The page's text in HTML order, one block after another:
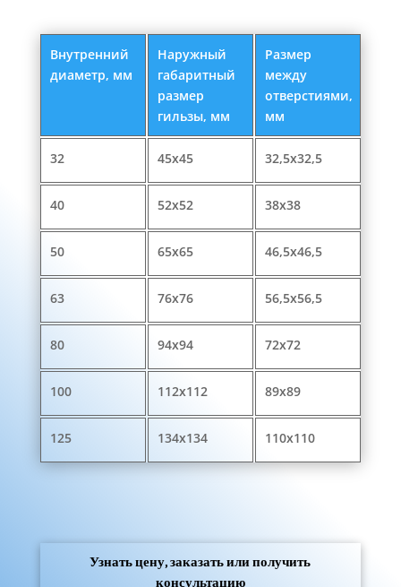
Внутренний
диаметр, мм
Наружный
габаритный
размер
гильзы, мм
Размер
между
отверстиями,
мм
32 45x45 32,5x32,5
40 52x52 38x38
50 65x65 46,5x46,5
63 76x76 56,5x56,5
80 94x94 72x72
100 112x112 89x89
125 134x134 110x110
Узнать цену, заказать или получить
консультацию